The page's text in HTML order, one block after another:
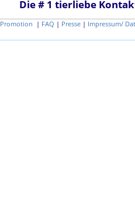
Die # 1 tierliebe
Promotion | FAQ | Presse | Impressum/